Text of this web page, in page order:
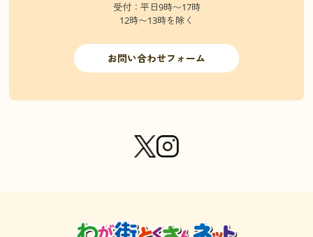
受付：平日9時〜17時
12時〜13時を除く
お問い合わせフォーム